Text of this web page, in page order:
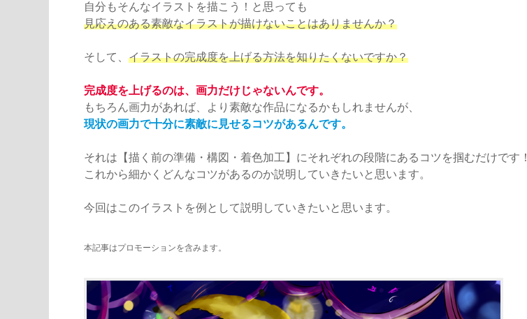
自分もそんなイラストを描こう！と思っても
見応えのある素敵なイラストが描けないことはありませんか？
そして、 イラストの完成度を上げる方法を知りたくないですか？
完成度を上げるのは、画力だけじゃないんです。
もちろん画力があれば、より素敵な作品になるかもしれませんが、
現状の画力で十分に素敵に見せるコツがあるんです。
それは【描く前の準備・構図・着色加工】にそれぞれの段階にあるコツを掴むだけです！
これから細かくどんなコツがあるのか説明していきたいと思います。
今回はこのイラストを例として説明していきたいと思います。
本記事はプロモーションを含みます。